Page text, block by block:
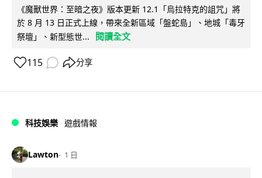
《魔獸世界：至暗之夜》版本更新 12.1「烏拉特克的詛咒」將
於 8 月 13 日正式上線，帶來全新區域「盤蛇島」、地城「毒牙
祭壇」、新型態世...
閱讀全文
115 分享
科技娛樂 遊戲情報
Lawton 1 日